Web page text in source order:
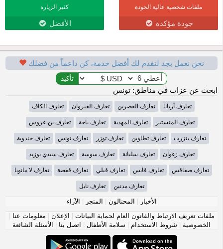
ملفات شخصية عالية الجودة
جودة مؤكدة
كثير الزيارة
الأفضل
نحن نعمل بجد لنقدم لك أفضل خدمة، كن داعماً من فضلك
ابحث عن عزاب في مناطق: تونس
تعارف أريانا تعارف القصرين تعارف القيروان تعارف الكاف
تعارف المنستير تعارف المهدية تعارف باجة تعارف بن عروس
تعارف بنزرت تعارف تطاوين تعارف توزر تعارف تونس تعارف جندوبة
تعارف زغوان تعارف سليانة تعارف سوسة تعارف سيدي بوزيد
تعارف صفاقس تعارف قابس تعارف قبلي تعارف قفصة تعارف لا مانوبا
تعارف مدنين تعارف نابل
الأخبار | المحتالون | المتجر | الآراء
ملفات تعريف الارتباط والقانون العام لحماية البيانات | الإعلان | معلومات عنا |
الخصوصية | شروط الاستخدام | سلامة الأطفال | اتصل بنا | الأسئلة الشائعة